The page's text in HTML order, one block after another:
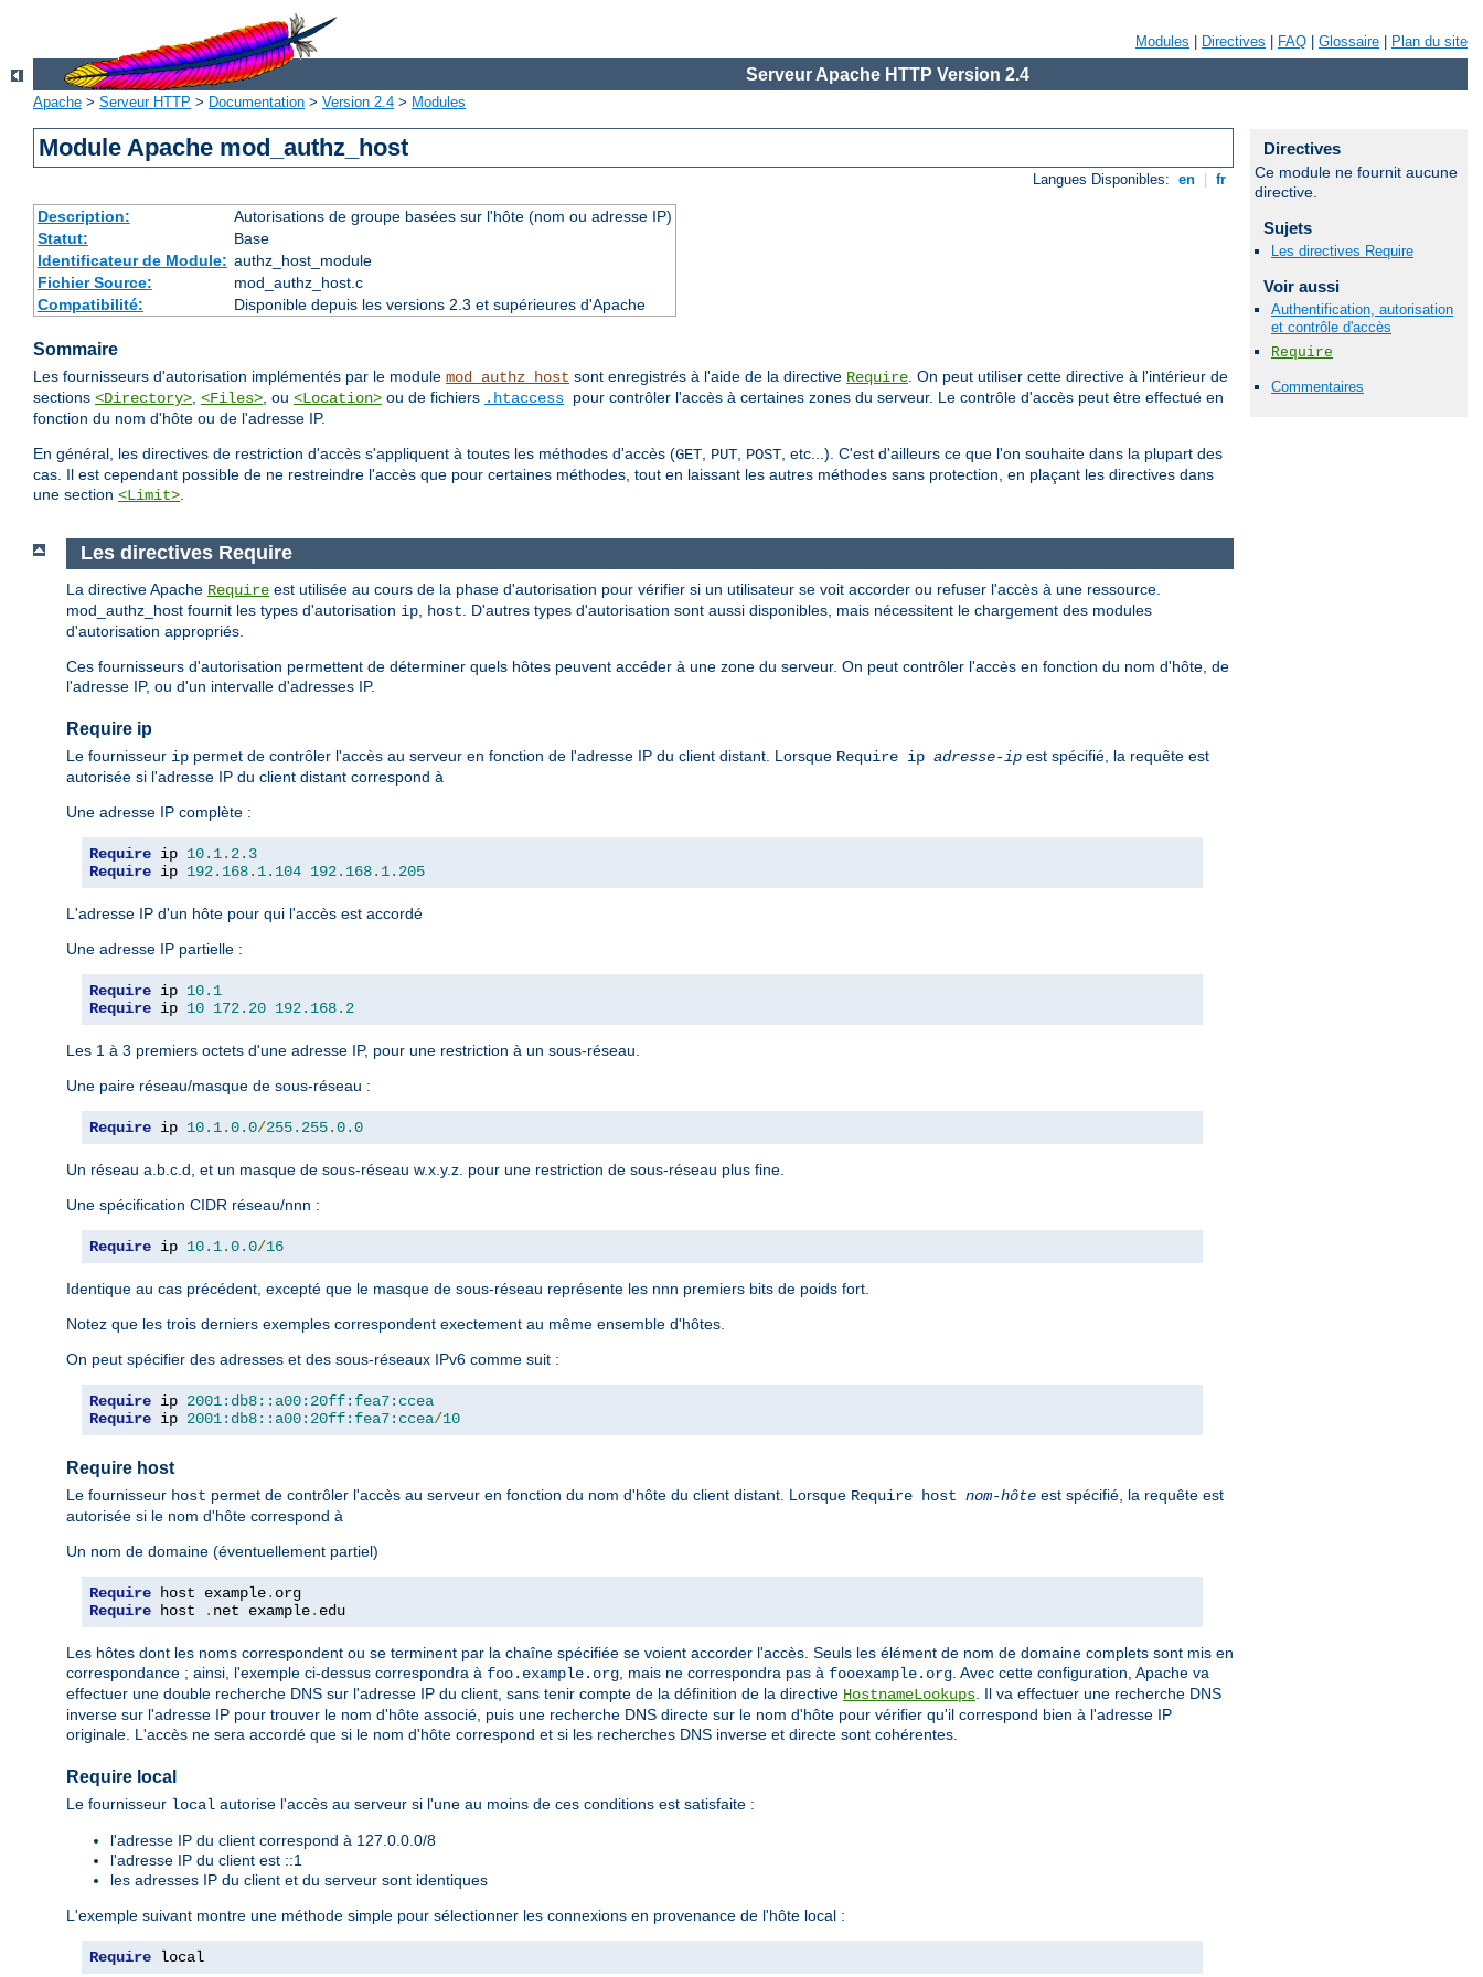
Modules Directives FAQ Glossaire Plan du site
Serveur Apache HTTP Version 2.4
Apache > Serveur HTTP > Documentation > Version 2.4 > Modules
Module Apache mod_authz_host
Langues Disponibles: en fr
Description:
Autorisations de groupe basées sur l'hôte (nom ou adresse IP)
Statut:
Base
Identificateur de Module: authz_host_module
Fichier Source:
mod_authz_host.c
Compatibilité:
Disponible depuis les versions 2.3 et supérieures d'Apache
Sommaire
Les fournisseurs d'autorisation implémentés par le module mod_authz_host sont enregistrés à l'aide de la directive Require. On peut utiliser cette directive à l'intérieur de
sections <Directory>, <Files>, ou <Location> ou de fichiers .htaccess pour contrôler l'accès à certaines zones du serveur. Le contrôle d'accès peut être effectué en
fonction du nom d'hôte ou de l'adresse IP.
En général, les directives de restriction d'accès s'appliquent à toutes les méthodes d'accès (GET, PUT, POST, etc...). C'est d'ailleurs ce que l'on souhaite dans la plupart des
cas. Il est cependant possible de ne restreindre l'accès que pour certaines méthodes, tout en laissant les autres méthodes sans protection, en plaçant les directives dans
une section <Limit>.
Directives
Ce module ne fournit aucune
directive.
Sujets
Les directives Require
Voir aussi
Authentification, autorisation
et contrôle d'accès
Require
Commentaires
Les directives Require
La directive Apache Require est utilisée au cours de la phase d'autorisation pour vérifier si un utilisateur se voit accorder ou refuser l'accès à une ressource.
mod_authz_host fournit les types d'autorisation ip host . D'autres types d'autorisation sont aussi disponibles, mais nécessitent le chargement des modules
d'autorisation appropriés.
Ces fournisseurs d'autorisation permettent de déterminer quels hôtes peuvent accéder à une zone du serveur. On peut contrôler l'accès en fonction du nom d'hôte, de
l'adresse IP, ou d'un intervalle d'adresses IP.
Require ip
Le fournisseur ip permet de contrôler l'accès au serveur en fonction de l'adresse IP du client distant. Lorsque Require ip adresse-ip est spécifié, la requête est
autorisée si l'adresse IP du client distant correspond à
Une adresse IP complète :
Require ip 10.1. 2.3
Require ip 192.168. 1.104 192.168. 1.205
L'adresse IP d'un hôte pour qui l'accès est accordé
Une adresse IP partielle :
Require ip 10.1
Require ip 10 172.20 192.168. 2
Les 1 à 3 premiers octets d'une adresse IP, pour une restriction à un sous-réseau.
Une paire réseau/masque de sous-réseau :
Require ip 10.1.0.0/255.255.0.0
Un réseau a.b.c.d, et un masque de sous-réseau w.x.y.z. pour une restriction de sous-réseau plus fine.
Une spécification CIDR réseau/nnn :
Require ip 10.1.0.0/16
Identique au cas précédent, excepté que le masque de sous-réseau représente les nnn premiers bits de poids fort.
Notez que les trois derniers exemples correspondent exectement au même ensemble d'hôtes.
On peut spécifier des adresses et des sous-réseaux IPv6 comme suit :
Require ip 2001:db8::a00:20ff:fea7:ccea
Require ip 2001:db8::a00:20ff:fea7:ccea/10
Require host
Le fournisseur host permet de contrôler l'accès au serveur en fonction du nom d'hôte du client distant. Lorsque Require host nom-hôte est spécifié, la requête est
autorisée si le nom d'hôte correspond à
Un nom de domaine (éventuellement partiel)
Require host example.
Require host . net example. edu
Les hôtes dont les noms correspondent ou se terminent par la chaîne spécifiée se voient accorder l'accès. Seuls les élément de nom de domaine complets sont mis en
correspondance ; ainsi, l'exemple ci-dessus correspondra à foo.example.org, mais ne correspondra pas à fooexample.org. Avec cette configuration, Apache va
effectuer une double recherche DNS sur l'adresse IP du client, sans tenir compte de la définition de la directive HostnameLookups. Il va effectuer une recherche DNS
inverse sur l'adresse IP pour trouver le nom d'hôte associé, puis une recherche DNS directe sur le nom d'hôte pour vérifier qu'il correspond bien à l'adresse IP
originale. L'accès ne sera accordé que si le nom d'hôte correspond et si les recherches DNS inverse et directe sont cohérentes.
Require local
Le fournisseur local autorise l'accès au serveur si l'une au moins de ces conditions est satisfaite :
l'adresse IP du client correspond à 127.0.0.0/8
l'adresse IP du client est ::1
les adresses IP du client et du serveur sont identiques
L'exemple suivant montre une méthode simple pour sélectionner les connexions en provenance de l'hôte local :
Require local